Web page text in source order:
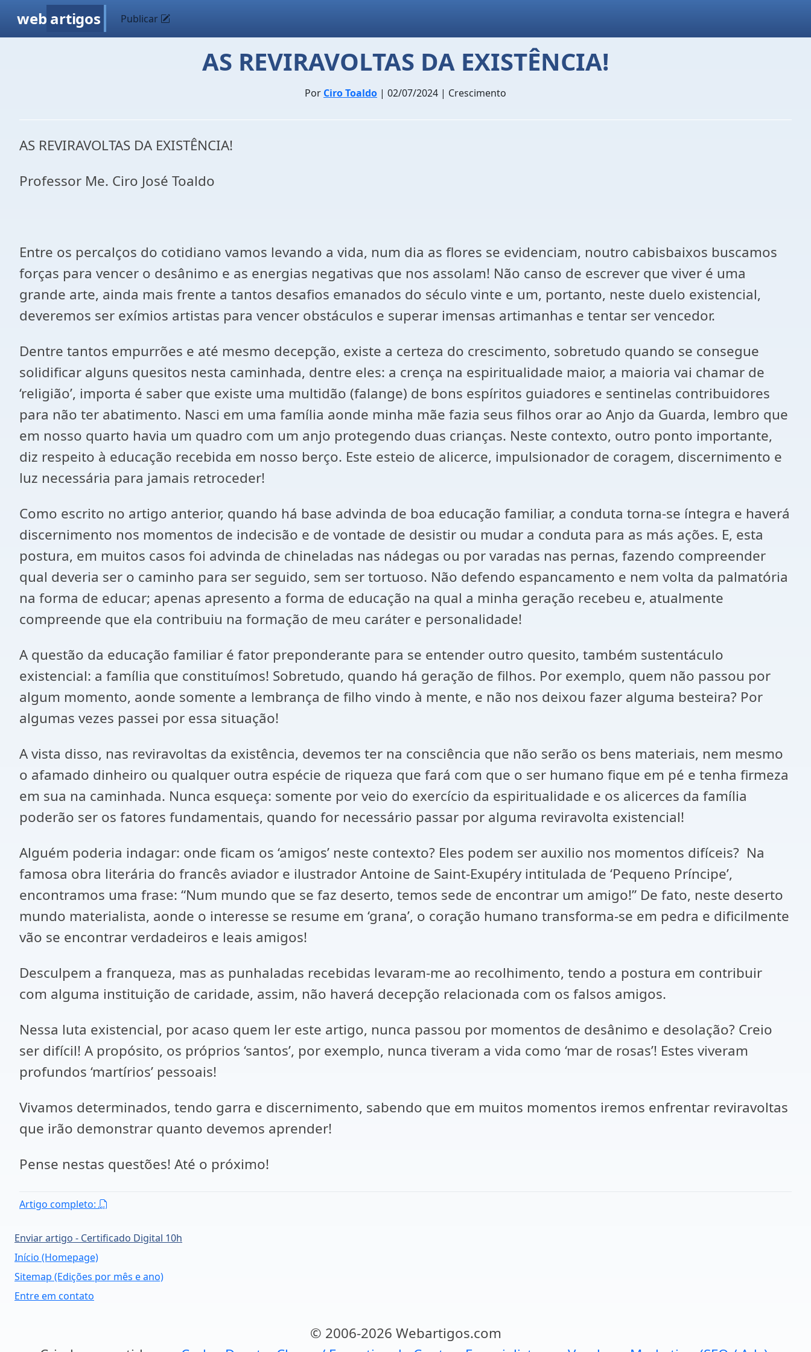
web artigos Publicar
AS REVIRAVOLTAS DA EXISTÊNCIA!
Por Ciro Toaldo | 02/07/2024 | Crescimento
AS REVIRAVOLTAS DA EXISTÊNCIA!
Professor Me. Ciro José Toaldo
Entre os percalços do cotidiano vamos levando a vida, num dia as flores se evidenciam, noutro cabisbaixos buscamos
forças para vencer o desânimo e as energias negativas que nos assolam! Não canso de escrever que viver é uma
grande arte, ainda mais frente a tantos desafios emanados do século vinte e um, portanto, neste duelo existencial,
deveremos ser exímios artistas para vencer obstáculos e superar imensas artimanhas e tentar ser vencedor.
Dentre tantos empurrões e até mesmo decepção, existe a certeza do crescimento, sobretudo quando se consegue
solidificar alguns quesitos nesta caminhada, dentre eles: a crença na espiritualidade maior, a maioria vai chamar de
‘religião’, importa é saber que existe uma multidão (falange) de bons espíritos guiadores e sentinelas contribuidores
para não ter abatimento. Nasci em uma família aonde minha mãe fazia seus filhos orar ao Anjo da Guarda, lembro que
em nosso quarto havia um quadro com um anjo protegendo duas crianças. Neste contexto, outro ponto importante,
diz respeito à educação recebida em nosso berço. Este esteio de alicerce, impulsionador de coragem, discernimento e
luz necessária para jamais retroceder!
Como escrito no artigo anterior, quando há base advinda de boa educação familiar, a conduta torna-se íntegra e haverá
discernimento nos momentos de indecisão e de vontade de desistir ou mudar a conduta para as más ações. E, esta
postura, em muitos casos foi advinda de chineladas nas nádegas ou por varadas nas pernas, fazendo compreender
qual deveria ser o caminho para ser seguido, sem ser tortuoso. Não defendo espancamento e nem volta da palmatória
na forma de educar; apenas apresento a forma de educação na qual a minha geração recebeu e, atualmente
compreende que ela contribuiu na formação de meu caráter e personalidade!
A questão da educação familiar é fator preponderante para se entender outro quesito, também sustentáculo
existencial: a família que constituímos! Sobretudo, quando há geração de filhos. Por exemplo, quem não passou por
algum momento, aonde somente a lembrança de filho vindo à mente, e não nos deixou fazer alguma besteira? Por
algumas vezes passei por essa situação!
A vista disso, nas reviravoltas da existência, devemos ter na consciência que não serão os bens materiais, nem mesmo
o afamado dinheiro ou qualquer outra espécie de riqueza que fará com que o ser humano fique em pé e tenha firmeza
em sua na caminhada. Nunca esqueça: somente por veio do exercício da espiritualidade e os alicerces da família
poderão ser os fatores fundamentais, quando for necessário passar por alguma reviravolta existencial!
Alguém poderia indagar: onde ficam os ‘amigos’ neste contexto? Eles podem ser auxilio nos momentos difíceis? Na
famosa obra literária do francês aviador e ilustrador Antoine de Saint-Exupéry intitulada de ‘Pequeno Príncipe’,
encontramos uma frase: “Num mundo que se faz deserto, temos sede de encontrar um amigo!” De fato, neste deserto
mundo materialista, aonde o interesse se resume em ‘grana’, o coração humano transforma-se em pedra e dificilmente
vão se encontrar verdadeiros e leais amigos!
Desculpem a franqueza, mas as punhaladas recebidas levaram-me ao recolhimento, tendo a postura em contribuir
com alguma instituição de caridade, assim, não haverá decepção relacionada com os falsos amigos.
Nessa luta existencial, por acaso quem ler este artigo, nunca passou por momentos de desânimo e desolação? Creio
ser difícil! A propósito, os próprios ‘santos’, por exemplo, nunca tiveram a vida como ‘mar de rosas’! Estes viveram
profundos ‘martírios’ pessoais!
Vivamos determinados, tendo garra e discernimento, sabendo que em muitos momentos iremos enfrentar reviravoltas
que irão demonstrar quanto devemos aprender!
Pense nestas questões! Até o próximo!
Artigo completo:
Enviar artigo - Certificado Digital 10h
Início (Homepage)
Sitemap (Edições por mês e ano)
Entre em contato
© 2006-2026 Webartigos.com